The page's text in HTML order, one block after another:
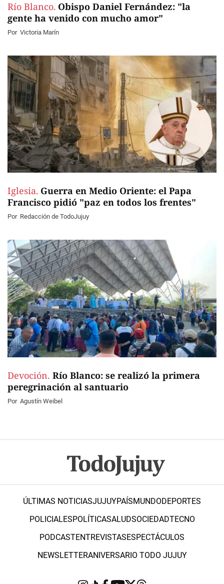
Río Blanco. Obispo Daniel Fernández: "la
gente ha venido con mucho amor"
Por Victoria Marín
Iglesia. Guerra en Medio Oriente: el Papa
Francisco pidió "paz en todos los frentes"
Por Redacción de TodoJujuy
Devoción. Río Blanco: se realizó la primera
peregrinación al santuario
Por Agustín Weibel
ÚLTIMAS NOTICIASJUJUYPAÍSMUNDODEPORTES
POLICIALESPOLÍTICASALUDSOCIEDADTECNO
PODCASTENTREVISTASESPECTÁCULOS
NEWSLETTERANIVERSARIO TODO JUJUY